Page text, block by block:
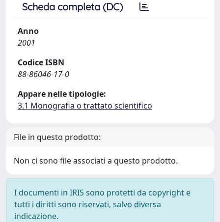
Scheda completa (DC)
Anno
2001
Codice ISBN
88-86046-17-0
Appare nelle tipologie:
3.1 Monografia o trattato scientifico
File in questo prodotto:
Non ci sono file associati a questo prodotto.
I documenti in IRIS sono protetti da copyright e
tutti i diritti sono riservati, salvo diversa
indicazione.